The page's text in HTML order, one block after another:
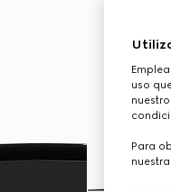
uso
Para
nuestra